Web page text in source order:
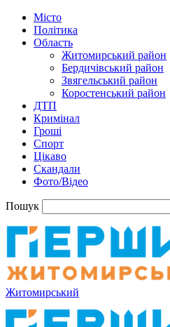
Місто
Політика
Область
Житомирський район
Бердичівський район
Звягельський район
Коростенський район
ДТП
Кримінал
Гроші
Спорт
Цікаво
Скандали
Фото/Відео
Пошук
Житомирський